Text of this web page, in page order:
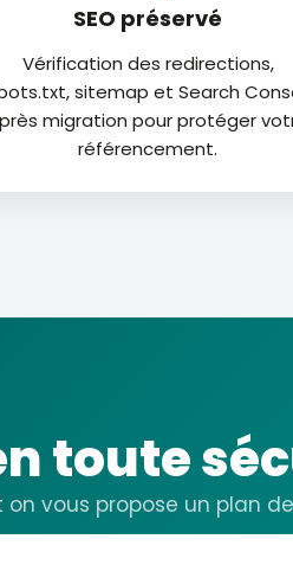
SEO préservé
Vérification des redirections,
sitemap et Search
migration pour protéger
référencement.
toute
vous propose un plan